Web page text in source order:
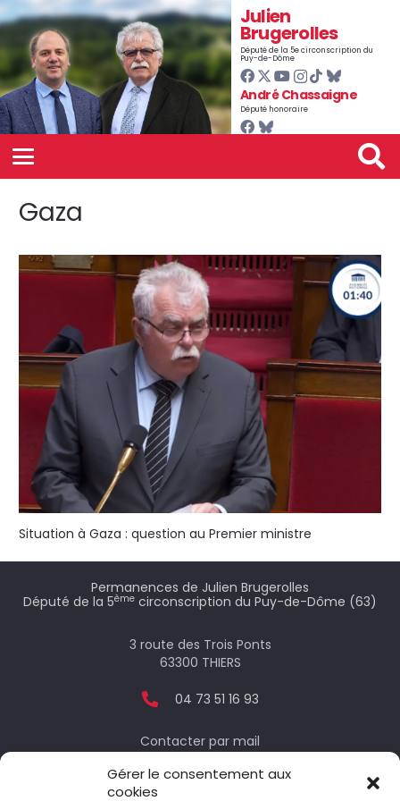
Gérer le consentement aux
cookies
Julien
Brugerolles
Député de la 5e circonscription du
Puy-de-Dôme
André Chassaigne
Député honoraire
Gaza
Situation à Gaza : question au Premier ministre
Permanences de Julien Brugerolles
Député de la 5ème circonscription du Puy-de-Dôme (63)
3 route des Trois Ponts
63300 THIERS
04 73 51 16 93
Contacter par mail
Votre député